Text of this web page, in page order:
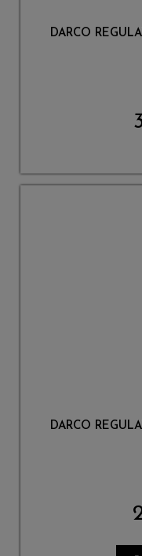
DARCO
DARCO